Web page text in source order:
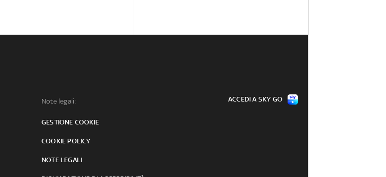
Note legali:
GESTIONE COOKIE
COOKIE POLICY
NOTE LEGALI
ACCEDI A SKY GO